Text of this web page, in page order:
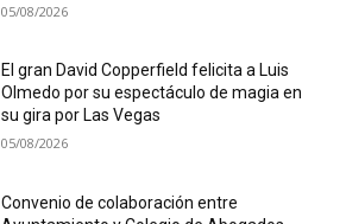
05/08/2026
El gran David Copperfield felicita a Luis
Olmedo por su espectáculo de magia en
su gira por Las Vegas
05/08/2026
Convenio de colaboración entre